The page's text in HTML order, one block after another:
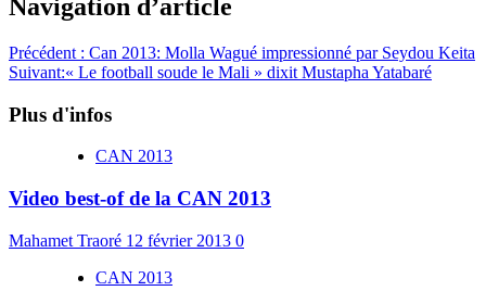
Navigation d’article
Précédent : Can 2013: Molla Wagué impressionné par Seydou Keita
Suivant:« Le football soude le Mali » dixit Mustapha Yatabaré
Plus d'infos
CAN 2013
Video best-of de la CAN 2013
Mahamet Traoré 12 février 2013 0
CAN 2013